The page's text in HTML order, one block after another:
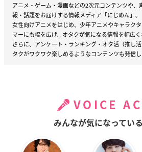
アニメ・ゲーム・漫画などの2次元コンテンツや
報・話題をお届けする情報メディア「にじめん」。
女性向けアニメをはじめ、少年アニメやキャラク
マーにも幅を広げ、オタクが気になる情報を幅広く
さらに、アンケート・ランキング・オタ活（推し
タクがワクワク楽しめるようなコンテンツも発信し
VOICE
みんなが気になってい